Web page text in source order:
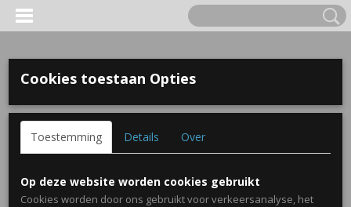
Cookies toestaan Opties
Toestemming Details Over
Op deze website worden cookies gebruikt
Cookies worden door ons gebruikt voor verkeersanalyse, het